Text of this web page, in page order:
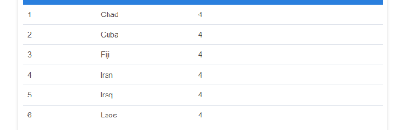
سرگرمی
بازی